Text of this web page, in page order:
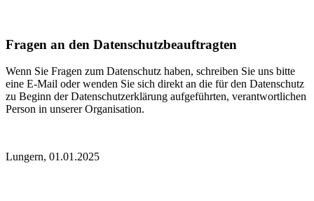
Fragen an den Datenschutzbeauftragten
Wenn Sie Fragen zum Datenschutz haben, schreiben Sie uns bitte
eine E-Mail oder wenden Sie sich direkt an die für den Datenschutz
zu Beginn der Datenschutzerklärung aufgeführten, verantwortlichen
Person in unserer Organisation.
Lungern, 01.01.2025